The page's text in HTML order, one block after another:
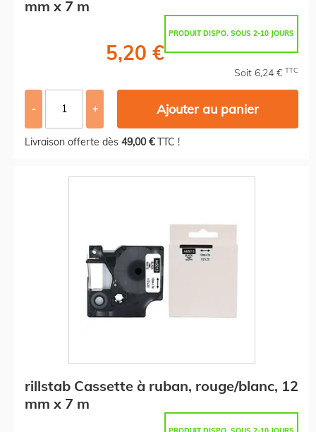
mm x 7 m
PRODUIT DISPO. SOUS 2-10 JOURS
5,20 €
Soit 6,24 € TTC
- + Ajouter au panier
Livraison offerte dès 49,00 €TTC !
rillstab Cassette à ruban, rouge/blanc, 12
mm x 7 m